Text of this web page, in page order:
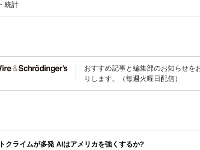
統計
おすすめ記事と編集部のお知らせを
りします。（毎週火曜日配信）
クライムが多発 AIはアメリカを強くするか?